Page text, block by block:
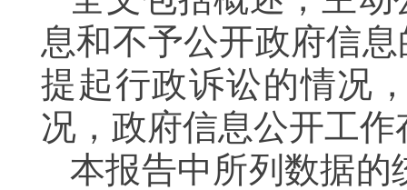
息和不予公开政府信
提起行政诉讼的情况
况，政府信息公开工
本报告中所列数据的